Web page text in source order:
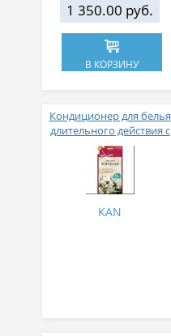
1 350.00 руб.
В КОРЗИНУ
Кондиционер для белья
длительного действия с
аромакапсулами с
экзотическим ароматом
500 мл
KAN